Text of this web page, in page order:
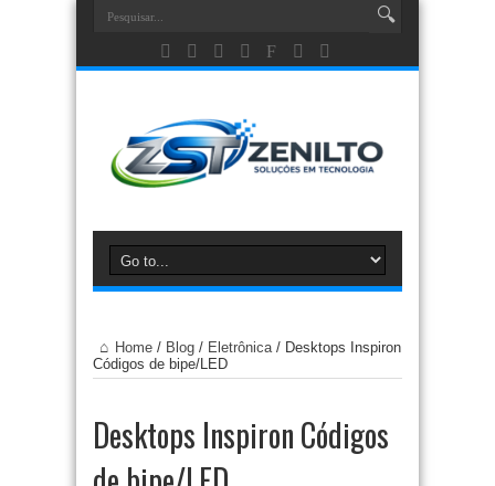
Home / Blog / Eletrônica/ Desktops Inspiron
Códigos de bipe/LED
Desktops Inspiron Códigos